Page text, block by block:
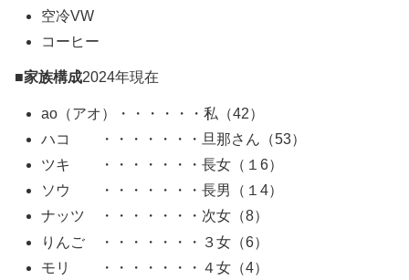
空冷VW
コーヒー
■家族構成2024年現在
ao（アオ）・・・・・・私（42）
ハコ ・・・・・・・旦那さん（53）
ツキ ・・・・・・・長女（１6）
ソウ ・・・・・・・長男（１4）
ナッツ ・・・・・・・次女（8）
りんご ・・・・・・・３女（6）
モリ ・・・・・・・４女（4）